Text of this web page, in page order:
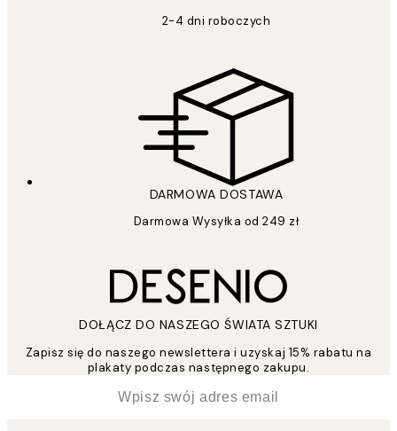
2-4 dni roboczych
DARMOWA DOSTAWA
Darmowa Wysyłka od 249 zł
DOŁĄCZ DO NASZEGO ŚWIATA SZTUKI
Zapisz się do naszego newslettera i uzyskaj 15% rabatu na
plakaty podczas następnego zakupu.